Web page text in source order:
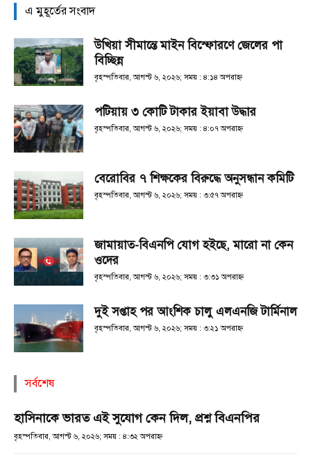
এ মুহূর্তের সংবাদ
উখিয়া সীমান্তে মাইন বিস্ফোরণে জেলের পা
বিচ্ছিন্ন
বৃহস্পতিবার, আগস্ট ৬, ২০২৬; সময় : ৪:১৪ অপরাহ্ণ
পটিয়ায় ৩ কোটি টাকার ইয়াবা উদ্ধার
বৃহস্পতিবার, আগস্ট ৬, ২০২৬; সময় : ৪:০৭ অপরাহ্ণ
বেরোবির ৭ শিক্ষকের বিরুদ্ধে অনুসন্ধান কমিটি
বৃহস্পতিবার, আগস্ট ৬, ২০২৬; সময় : ৩:৫৭ অপরাহ্ণ
জামায়াত-বিএনপি যোগ হইছে, মারো না কেন
ওদের
বৃহস্পতিবার, আগস্ট ৬, ২০২৬; সময় : ৩:৩১ অপরাহ্ণ
দুই সপ্তাহ পর আংশিক চালু এলএনজি টার্মিনাল
বৃহস্পতিবার, আগস্ট ৬, ২০২৬; সময় : ৩:২১ অপরাহ্ণ
সর্বশেষ
হাসিনাকে ভারত এই সুযোগ কেন দিল, প্রশ্ন বিএনপির
বৃহস্পতিবার, আগস্ট ৬, ২০২৬; সময় : ৪:৩২ অপরাহ্ণ